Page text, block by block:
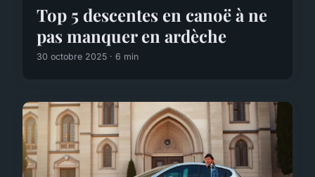
Top 5 descentes en canoë à ne
pas manquer en ardèche
30 octobre 2025 · 6 min